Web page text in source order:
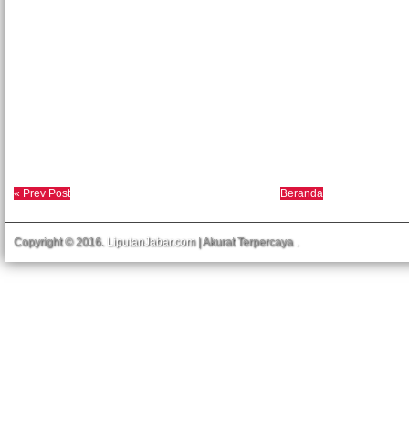
« Prev Post Beranda
Copyright © 2016. LiputanJabar.com| Akurat Terpercaya